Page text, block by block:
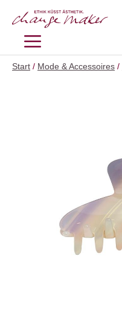
Inhalt
MENÜ
Start / Mode & Accessoires /